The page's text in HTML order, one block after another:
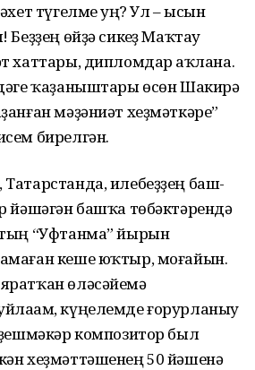
түгелме һуң? Ул – ысын
өйҙә сикһеҙ Маҡтау
хаттары, дипломдар һаҡлана.
ҡаҙаныштары өсөн Шакирә
мәҙәниәт хеҙмәткәре”
бирелгән.
илебеҙҙең баш-
йәшәгән башҡа төбәктәрендә
“Уфтанма” йырын
кеше юҡтыр, моғайын.
өләсәйемә
күңелемде ғорурланыу
композитор был
хеҙмәттәшенең 50 йәшенә